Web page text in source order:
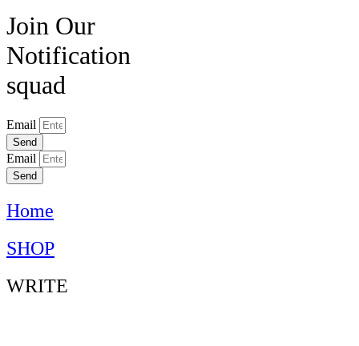
Join Our
Notification
squad
Email
Send
Email
Send
Home
SHOP
WRITE